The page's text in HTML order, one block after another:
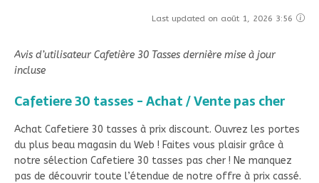
Last updated on août 1, 2026 3:56
Avis d’utilisateur Cafetière 30 Tasses dernière mise à jour
incluse
Cafetiere 30 tasses - Achat / Vente pas cher
Achat Cafetiere 30 tasses à prix discount. Ouvrez les portes
du plus beau magasin du Web ! Faites vous plaisir grâce à
notre sélection Cafetiere 30 tasses pas cher ! Ne manquez
pas de découvrir toute l’étendue de notre offre à prix cassé.